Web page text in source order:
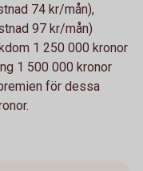
74 kr/mån),
97 kr/mån)
1 250 000 kronor
1 500 000 kronor
för dessa